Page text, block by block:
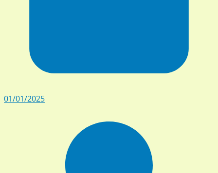
01/01/2025